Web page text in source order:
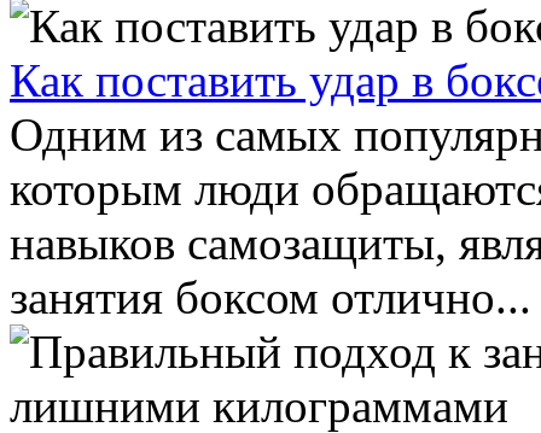
Как поставить удар в
Одним из самых
которым люди
навыков самозащиты,
занятия боксом отлично...